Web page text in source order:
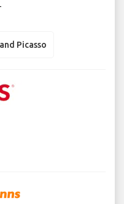
Picasso